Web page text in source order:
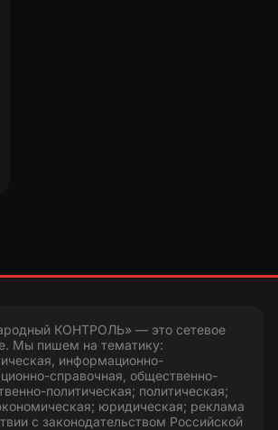
КОНТРОЛЬ» — это сетевое
Мы пишем на тематику:
информационно-
справочная, общественно-
политическая; политическая;
юридическая; реклама
с законодательством Российской